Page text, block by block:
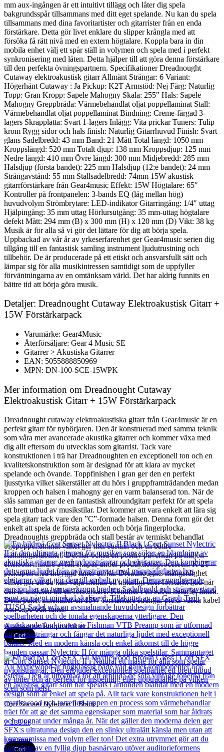
mm aux-ingången är ett intuitivt tillägg och låter dig spela
bakgrundsspår tillsammans med ditt eget spelande. Nu kan du spela
tillsammans med dina favoritartister och gitarrister från en enda
förstärkare. Detta gör livet enklare du slipper krångla med att
försöka få rätt nivå med en extern högtalare. Koppla bara in din
mobila enhet välj ett spår ställ in volymen och spela med i perfekt
synkronisering med låten. Detta hjälper till att göra denna förstärkare
till den perfekta övningspartnern. Specifikationer Dreadnought
Cutaway elektroakustisk gitarr Allmänt Strängar: 6 Variant:
Högerhänt Cutaway : Ja Pickup: K2T Armstöd: Nej Färg: Naturlig
Topp: Gran Kropp: Sapele Mahogny Skala: 255″ Hals: Sapele
Mahogny Greppbräda: Värmebehandlat oljat poppellaminat Stall:
Värmebehandlat oljat poppellaminat Bindning: Creme-färgad 3-
lagers Skrapplatta: Svart 1-lagers Inlägg: Vita prickar Tuners: Tulip
krom Rygg sidor och hals finish: Naturlig Gitarrhuvud Finish: Svart
glans Sadelbredd: 43 mm Band: 21 Mått Total längd: 1050 mm
Kroppslängd: 520 mm Totalt djup: 138 mm Kroppsdjup: 125 mm
Nedre längd: 410 mm Övre längd: 300 mm Midjebredd: 285 mm
Halsdjup (första bandet): 225 mm Halsdjup (12:e bandet): 24 mm
Strängavstånd: 55 mm Stallsadelbredd: 74mm 15W akustisk
gitarrförstärkare från Gear4music Effekt: 15W Högtalare: 65″
Kontroller på frontpanelen: 3-bands EQ (låg mellan hög)
huvudvolym Strömbrytare: LED-indikator Gitarringång: 1/4″ uttag
Hjälpingång: 35 mm uttag Hörlursutgång: 35 mm-uttag högtalare
defekt Mått: 294 mm (B) x 300 mm (H) x 120 mm (D) Vikt: 38 kg
Musik är för alla så vi gör det lättare för dig att börja spela.
Uppbackad av vår år av yrkeserfarenhet ger Gear4music serien dig
tillgång till en fantastisk samling instrument ljudutrustning och
tillbehör. De är producerade på ett etiskt och ansvarsfullt sätt och
lämpar sig för alla musikintressen samtidigt som de uppfyller
förväntningarna av en omtänksam värld. Det har aldrig funnits en
bättre tid att börja göra musik.
Detaljer: Dreadnought Cutaway Elektroakustisk Gitarr +
15W Förstärkarpack
Varumärke: Gear4Music
Återförsäljare: Gear 4 Music SE
Gitarrer > Akustiska Gitarrer
EAN: 5055888850969
MPN: DN-100-SCE-15WPK
Mer information om Dreadnought Cutaway
Elektroakustisk Gitarr + 15W Förstärkarpack
Dreadnought cutaway elektroakustiska gitarr från Gear4music är en
perfekt gitarr för nybörjaren. Den är konstruerad med samma teknik
som våra mer avancerade akustika gitarrer och kommer växa med
dig allt eftersom du utvecklas som gitarrist. Tack vare
konstruktionen i trä har Dreadnoughten en exceptionell ton och en
kvalitetskonstruktion som är designad för att klara av mycket
spelande och övande. Toppfinishen i gran ger den en perfekt
ljusstyrka vilket säkerställer att du hörs i gruppframträdanden medan
kroppen och halsen i mahogny ger en varm balanserad ton. När de
slås samman ger de en fantastisk allroundgitarr perfekt för att spela
ett brett utbud av musikstilar. Det kommer att vara enkelt att lära sig
spela gitarr tack vare den ”C”-formade halsen. Denna form gör det
enkelt att spela de första ackorden och börja fingerplocka.
Dreadnoughts greppbräda och stall består av termiskt behandlat
oljepoppellaminat vilket ger mer sustain och en bättre
stämningsstabilitet. Det har också en positiv påverkan på miljön
eftersom mindre avfall skapas under produktionsprocessen. K-2T
pickupen med inbyggd tuner utökar Dreadnoughts mångsidighet
vilket gör att du kan välja mellan ett naturligt eller förstärkt ljud när
den är ansluten till en förstärkare. Kommer i en subtil naturlig finish.
Detta paket innehåller en 15W förstärkare strängar picks väska kabel
rem capo och tuner.
Andra populära produkter
Cort
Cort Sunset Nylectric II Black
7 135kr
Läs mer
Cort